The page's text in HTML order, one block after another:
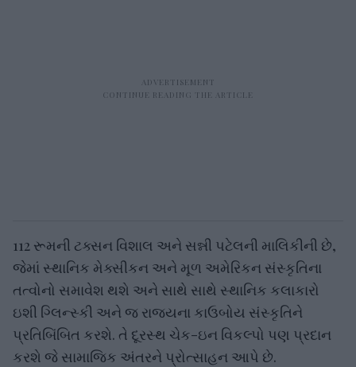
112 રૂમની ટક્સન વિશાલ અને સન્ની પટેલની માલિકીની છે,
જેમાં સ્થાનિક મેક્સીકન અને મૂળ અમેરિકન સંસ્કૃતિના
તત્વોનો સમાવેશ થશે અને સાથે સાથે સ્થાનિક કલાકારો
ઇશી ગ્લિન્સ્કી અને જ રાજ્યના કાઉબોય સંસ્કૃતિને
પ્રતિબિંબિત કરશે. તે દૂરસ્થ ચેક-ઇન વિકલ્પો પણ પ્રદાન
કરશે જે સામાજિક અંતરને પ્રોત્સાહન આપે છે.